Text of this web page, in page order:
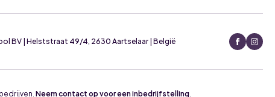
BV | Helststraat 49/4, 2630 Aartselaar | België
Neem contact op voor een inbedrijfstelling